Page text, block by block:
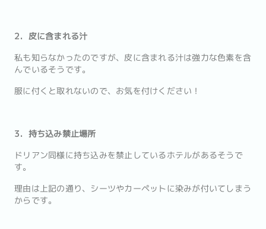
2．皮に含まれる汁
私も知らなかったのですが、皮に含まれる汁は強力な色素を含
んでいるそうです。
服に付くと取れないので、お気を付けください！
3．持ち込み禁止場所
ドリアン同様に持ち込みを禁止しているホテルがあるそうで
す。
理由は上記の通り、シーツやカーペットに染みが付いてしまう
からです。